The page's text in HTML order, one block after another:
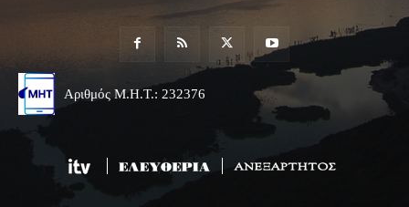
Αριθμός Μ.Η.Τ.: 232376